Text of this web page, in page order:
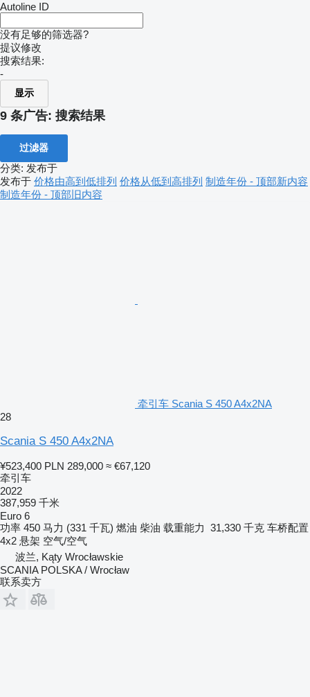
Autoline ID
没有足够的筛选器?
提议修改
搜索结果:
-
显示
9 条广告: 搜索结果
过滤器
分类: 发布于
发布于 价格由高到低排列 价格从低到高排列 制造年份 - 顶部新内容
制造年份 - 顶部旧内容
牵引车 Scania S 450 A4x2NA
28
Scania S 450 A4x2NA
¥523,400 PLN 289,000 ≈ €67,120
牵引车
2022
387,959 千米
Euro 6
功率 450 马力 (331 千瓦) 燃油 柴油 载重能力 31,330 千克 车桥配置
4x2 悬架 空气/空气
波兰, Kąty Wrocławskie
SCANIA POLSKA / Wrocław
联系卖方